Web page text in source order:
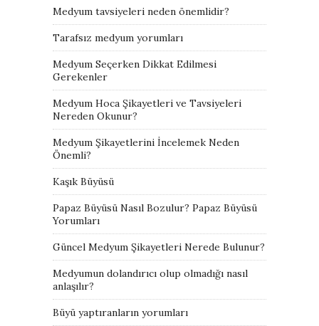
Medyum tavsiyeleri neden önemlidir?
Tarafsız medyum yorumları
Medyum Seçerken Dikkat Edilmesi
Gerekenler
Medyum Hoca Şikayetleri ve Tavsiyeleri
Nereden Okunur?
Medyum Şikayetlerini İncelemek Neden
Önemli?
Kaşık Büyüsü
Papaz Büyüsü Nasıl Bozulur? Papaz Büyüsü
Yorumları
Güncel Medyum Şikayetleri Nerede Bulunur?
Medyumun dolandırıcı olup olmadığı nasıl
anlaşılır?
Büyü yaptıranların yorumları